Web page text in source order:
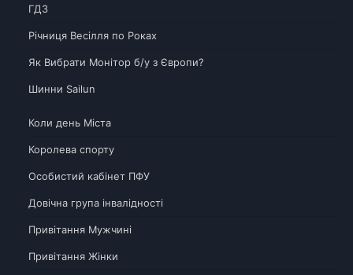
ГДЗ
Річниця Весілля по Роках
Як Вибрати Монітор б/у з Європи?
Шинни Sailun
Коли день Міста
Королева спорту
Особистий кабінет ПФУ
Довічна група інвалідності
Привітання Мужчині
Привітання Жінки